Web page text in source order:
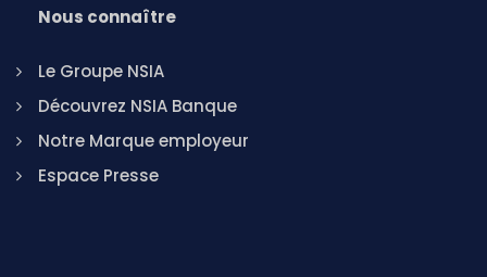
Nous connaître
Le Groupe NSIA
Découvrez NSIA Banque
Notre Marque employeur
Espace Presse